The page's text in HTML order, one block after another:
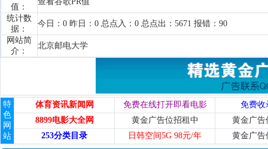
值：
统计数
据：
今日：0 昨日：0 总点入：0 总点出：5671 报错：90
网站简
介：
北京邮电大学
特
色
网
站
体育资讯新闻网 免费在线打开即看电影
免费收
8899电影大全网
黄金广告位招租中
黄金广告
253分类目录
日韩空间5G 98元/年 黄金广告